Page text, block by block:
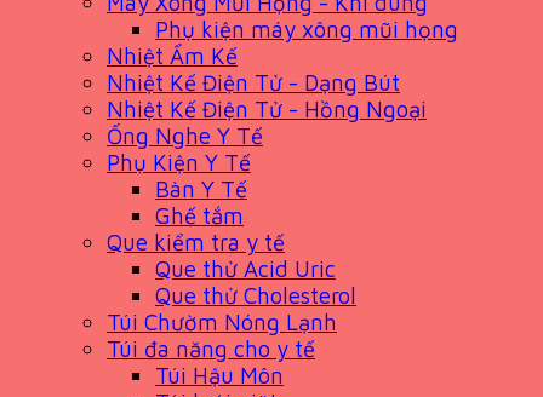
Phụ kiện máy xông mũi họng
Nhiệt Ẩm Kế
Nhiệt Kế Điện Tử - Dạng Bút
Nhiệt Kế Điện Tử - Hồng Ngoại
Ống Nghe Y Tế
Phụ Kiện Y Tế
Bàn Y Tế
Ghế tắm
Que kiểm tra y tế
Que thử Acid Uric
Que thử Cholesterol
Túi Chườm Nóng Lạnh
Túi đa năng cho y tế
Túi Hậu Môn